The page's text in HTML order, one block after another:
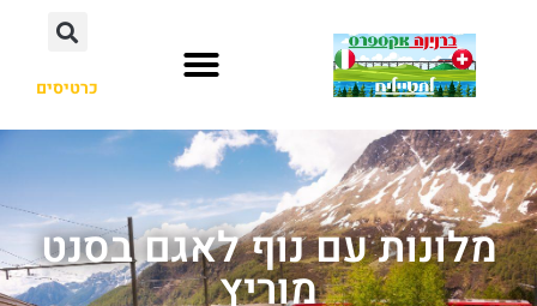
כרטיסים
מלונות עם נוף לאגם בסנט
מוריץ